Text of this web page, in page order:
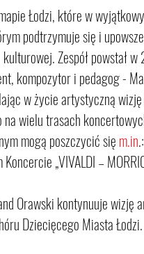
Łodzi, które w
podtrzymuje się i
Zespół powstał
kompozytor i pedagog -
w życie artystyczną
na wielu trasach
mogą poszczycić się m.in
„VIVALDI –
Orawski kontynuuje wizję
Dziecięcego Miasta Łodzi.